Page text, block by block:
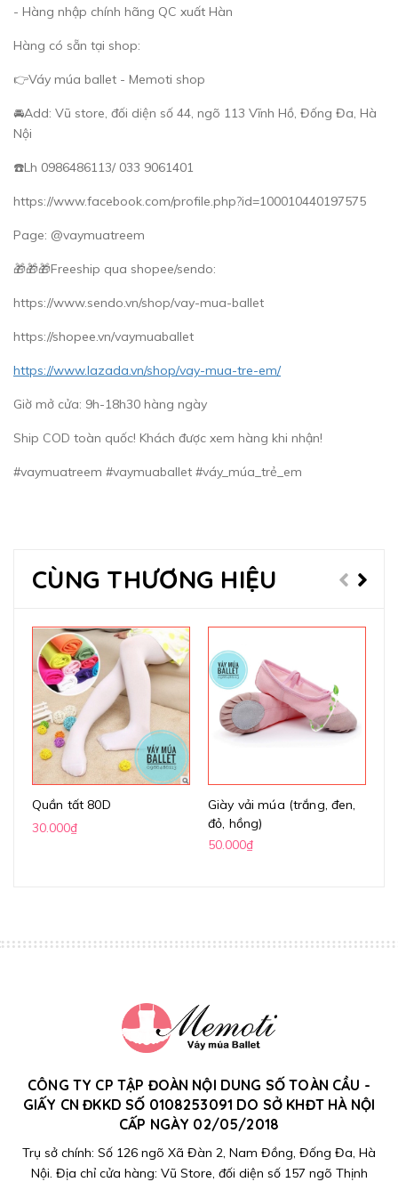
- Hàng nhập chính hãng QC xuất Hàn
Hàng có sẵn tại shop:
👉Váy múa ballet - Memoti shop
🚘Add: Vũ store, đối diện số 44, ngõ 113 Vĩnh Hồ, Đống Đa, Hà
Nội
☎️Lh 0986486113/ 033 9061401
https://www.facebook.com/profile.php?id=100010440197575
Page: @vaymuatreem
🎁🎁🎁Freeship qua shopee/sendo:
https://www.sendo.vn/shop/vay-mua-ballet
https://shopee.vn/vaymuaballet
https://www.lazada.vn/shop/vay-mua-tre-em/
Giờ mở cửa: 9h-18h30 hàng ngày
Ship COD toàn quốc! Khách được xem hàng khi nhận!
#vaymuatreem #vaymuaballet #váy_múa_trẻ_em
CÙNG THƯƠNG HIỆU
Quần tất 80D
30.000₫
Giày vải múa (trắng, đen,
đỏ, hồng)
50.000₫
CÔNG TY CP TẬP ĐOÀN NỘI DUNG SỐ TOÀN CẦU -
GIẤY CN ĐKKD SỐ 0108253091 DO SỞ KHĐT HÀ NỘI
CẤP NGÀY 02/05/2018
Trụ sở chính: Số 126 ngõ Xã Đàn 2, Nam Đồng, Đống Đa, Hà
Nội. Địa chỉ cửa hàng: Vũ Store, đối diện số 157 ngõ Thịnh